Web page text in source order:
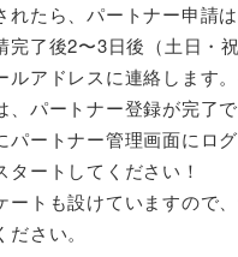
れたら、パートナー申請は
了後2〜3日後（土日・祝
ルアドレスに連絡します
、パートナー登録が完了
パートナー管理画面にロ
タートしてください！
ートも設けていますので
さい。